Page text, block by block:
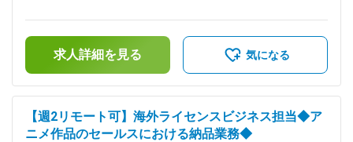
会社の定める業務】 代理店経由を中心に獲得した大手案件
に、数名のチーム体制で担当します。習慣視聴者数2300万人
超のABEMAの独自の価値を提案します。クライアントごとに
異なるコンセプトでCMや番組制作を行うため、社内の制作チ
活動>広告主（＝スポンサー）の課題解決案の策定、広告プロ
ダクトの拡販 <商品開発>広告商品の戦略/企画立案に始まり、
プロダクト・業務効率UPツールの企画・開発まで行います。
<運用業務>放映開始後から数値分析を行い修正改善を繰り返
有無＞有＜残業手当＞有＜給与補足＞※経験・能力を考慮の
上、当社規定により優遇します。※半期ごとの目標管理制度を
導入しており、評価に応じて年俸を見直します。■給与改定
上下する可能性があります。月給(月額)は固定手当を含めた表
記です。
求人詳細を見る 気になる
【週2リモート可】海外ライセンスビジネス担当◆ア
ニメ作品のセールスにおける納品業務◆